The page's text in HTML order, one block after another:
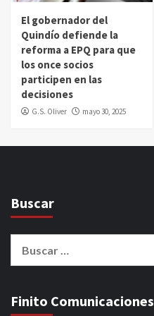
El gobernador del
Quindío defiende la
reforma a EPQ para que
los once socios
participen en las
decisiones
G.S. Oliver mayo 30, 2025
Buscar
Finito Comunicaciones